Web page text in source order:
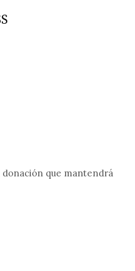
donación que mantendrá